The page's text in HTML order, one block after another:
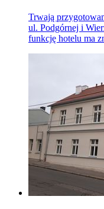
Trwają
ul. Podgórnej i
funkcję hotelu ma